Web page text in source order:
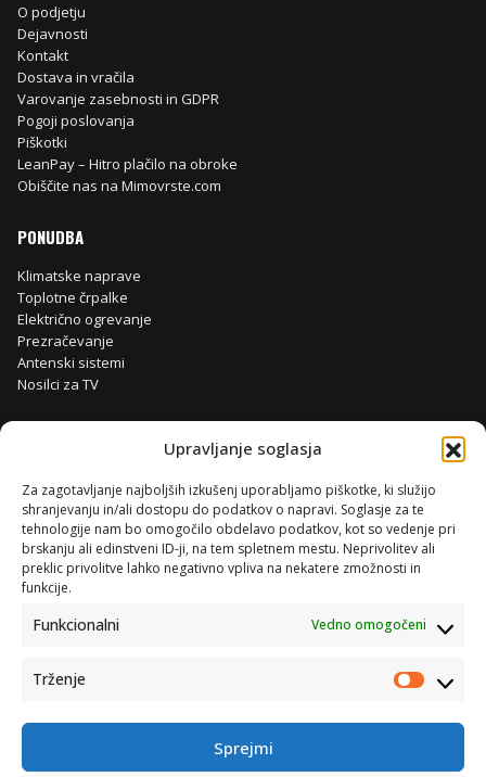
Upravljanje soglasja
Za zagotavljanje najboljših izkušenj uporabljamo piškotke, ki služijo
shranjevanju in/ali dostopu do podatkov o napravi. Soglasje za te
tehnologije nam bo omogočilo obdelavo podatkov, kot so vedenje pri
brskanju ali edinstveni ID-ji, na tem spletnem mestu. Neprivolitev ali
preklic privolitve lahko negativno vpliva na nekatere zmožnosti in
funkcije.
Funkcionalni Vedno omogočeni
Trženje Trženje
Sprejmi
O podjetju
Dejavnosti
Kontakt
Dostava in vračila
Varovanje zasebnosti in GDPR
Pogoji poslovanja
Piškotki
LeanPay – Hitro plačilo na obroke
Obiščite nas na Mimovrste.com
PONUDBA
Klimatske naprave
Toplotne črpalke
Električno ogrevanje
Prezračevanje
Antenski sistemi
Nosilci za TV